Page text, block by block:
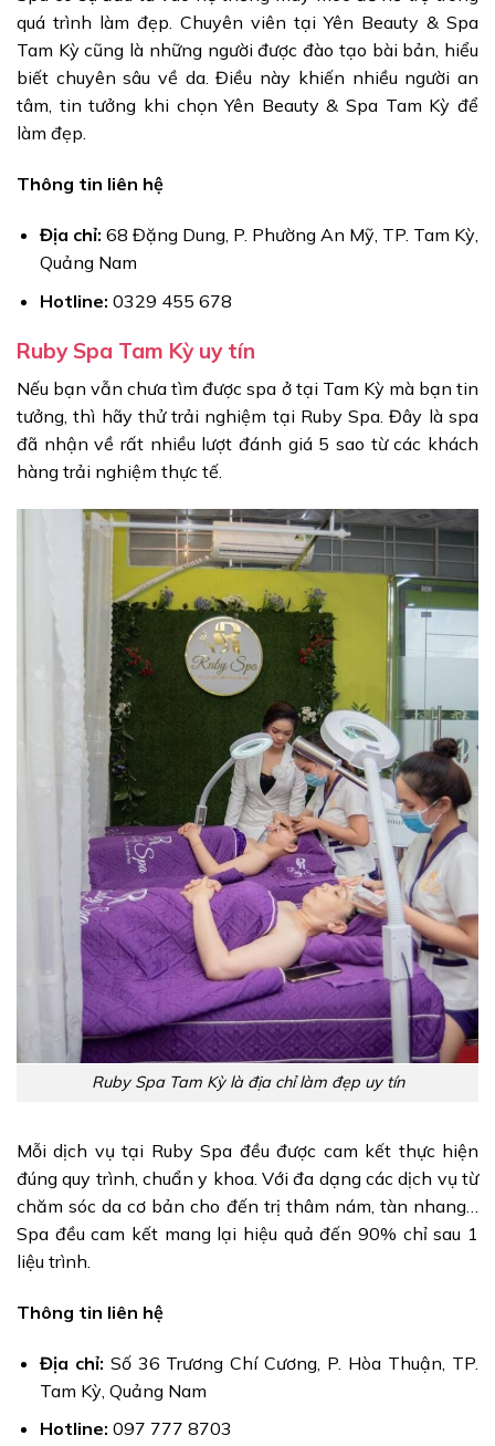
quá trình làm đẹp. Chuyên viên tại Yên Beauty & Spa
Tam Kỳ cũng là những người được đào tạo bài bản, hiểu
biết chuyên sâu về da. Điều này khiến nhiều người an
tâm, tin tưởng khi chọn Yên Beauty & Spa Tam Kỳ để
làm đẹp.
Thông tin liên hệ
Địa chỉ: 68 Đặng Dung, P. Phường An Mỹ, TP. Tam Kỳ,
Quảng Nam
Hotline: 0329 455 678
Ruby Spa Tam Kỳ uy tín
Nếu bạn vẫn chưa tìm được spa ở tại Tam Kỳ mà bạn tin
tưởng, thì hãy thử trải nghiệm tại Ruby Spa. Đây là spa
đã nhận về rất nhiều lượt đánh giá 5 sao từ các khách
hàng trải nghiệm thực tế.
Ruby Spa Tam Kỳ là địa chỉ làm đẹp uy tín
Mỗi dịch vụ tại Ruby Spa đều được cam kết thực hiện
đúng quy trình, chuẩn y khoa. Với đa dạng các dịch vụ từ
chăm sóc da cơ bản cho đến trị thâm nám, tàn nhang…
Spa đều cam kết mang lại hiệu quả đến 90% chỉ sau 1
liệu trình.
Thông tin liên hệ
Địa chỉ: Số 36 Trương Chí Cương, P. Hòa Thuận, TP.
Tam Kỳ, Quảng Nam
Hotline: 097 777 8703